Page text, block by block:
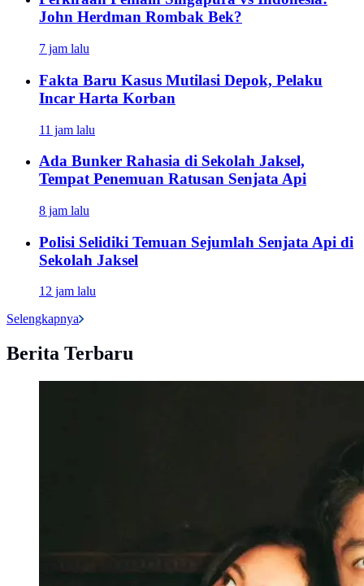
John Herdman Rombak Bek?
7 jam lalu
Fakta Baru Kasus Mutilasi Depok, Pelaku
Incar Harta Korban
11 jam lalu
Ada Bunker Rahasia di Sekolah Jaksel,
Tempat Penemuan Ratusan Senjata Api
8 jam lalu
Polisi Selidiki Temuan Sejumlah Senjata Api di
Sekolah Jaksel
12 jam lalu
Selengkapnya
Berita Terbaru